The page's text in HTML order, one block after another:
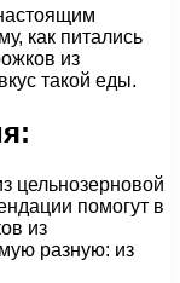
как питались
из
такой еды.
цельнозерновой
помогут в
из
разную: из